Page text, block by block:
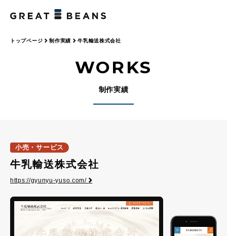
トップページ 制作実績 牛乳輸送株式会社
WORKS
制作実績
小売・サービス
牛乳輸送株式会社
https://gyunyu-yuso.com/